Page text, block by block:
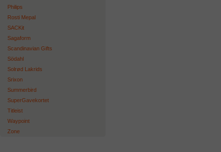
Philips
Rosti Mepal
SACKit
Sagaform
Scandinavian Gifts
Södahl
Solrød Lakrids
Srixon
Summerbird
SuperGavekortet
Titleist
Waypoint
Zone